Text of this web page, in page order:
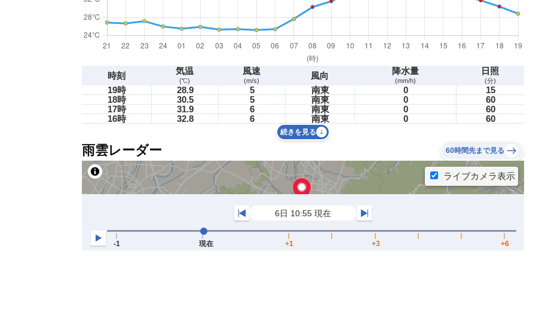
時刻 気温
(℃)
風速
(m/s) 風向 降水量
(mm/h)
日照
(分)
19時 28.9 5 南東 0
15
18時
30.5 5 南東 0
60
17時
31.9 6 南東 0
60
16時
32.8 6 南東 0 60
続きを見る
雨雲レーダー 60時間先まで見る